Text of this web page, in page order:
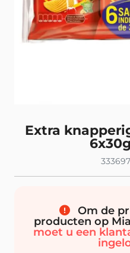
Extra
Om de
producten op
moet u een